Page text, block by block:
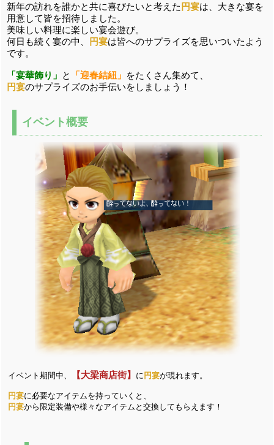
新年の訪れを誰かと共に喜びたいと考えた 円宴は、大きな宴を
用意して皆を招待しました。
美味しい料理に楽しい宴会遊び。
何日も続く宴の中、
円宴は皆へのサプライズを思いついたよう
です。
「宴華飾り」 と 「迎春結紐」 をたくさん集めて、
円宴のサプライズのお手伝いをしましょう！
イベント概要
イベント期間中、 【大梁商店街】 に円宴が現れます。
円宴に必要なアイテムを持っていくと、
円宴から限定装備や様々なアイテムと交換してもらえます！